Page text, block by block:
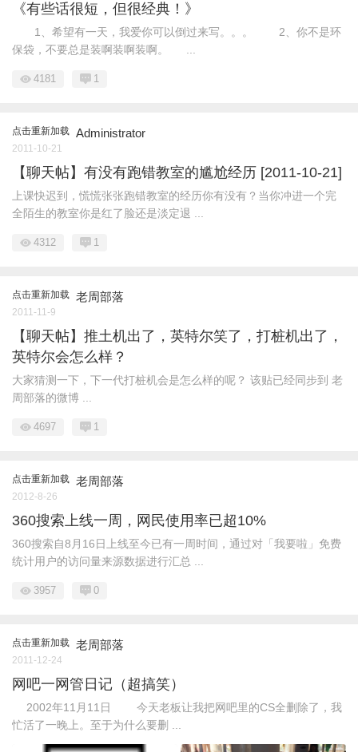
《有些话很短，但很经典！》
1、希望有一天，我爱你可以倒过来写。。。 2、你不是环
保袋，不要总是装啊装啊装啊。 ...
4181 1
点击重新加载 Administrator
2011-10-21
【聊天帖】有没有跑错教室的尴尬经历 [2011-10-21]
上课快迟到，慌慌张张跑错教室的经历你有没有？当你冲进一个完
全陌生的教室你是红了脸还是淡定退 ...
4312 1
点击重新加载 老周部落
2011-11-9
【聊天帖】推土机出了，英特尔笑了，打桩机出了，
英特尔会怎么样？
大家猜测一下，下一代打桩机会是怎么样的呢？ 该贴已经同步到 老
周部落的微博 ...
4697 1
点击重新加载 老周部落
2012-8-26
360搜索上线一周，网民使用率已超10%
360搜索自8月16日上线至今已有一周时间，通过对「我要啦」免费
统计用户的访问量来源数据进行汇总 ...
3957 0
点击重新加载 老周部落
2011-12-24
网吧一网管日记（超搞笑）
2002年11月11日 今天老板让我把网吧里的CS全删除了，我
忙活了一晚上。至于为什么要删 ...